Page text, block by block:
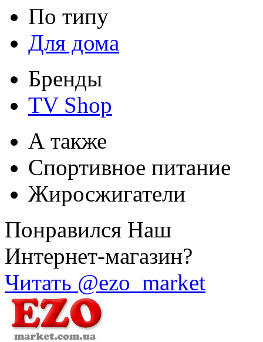
По типу
Для дома
Бренды
TV Shop
А также
Спортивное питание
Жиросжигатели
Понравился Наш
Интернет-магазин?
Читать @ezo_market